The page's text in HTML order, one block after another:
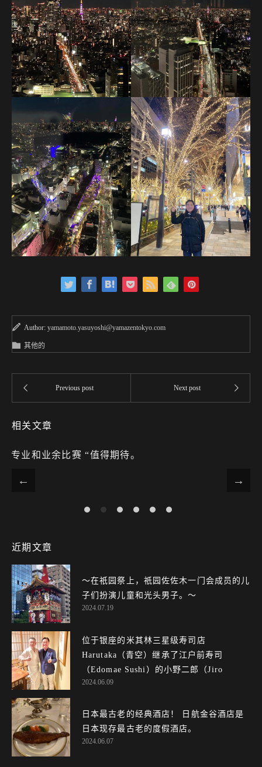
Author: yamamoto.yasuyoshi@yamazentokyo.com
其他的
相关文章
专业和业余比赛 “值得期待。
近期文章
〜在祇园祭上，祇园佐佐木一门会成员的儿
子们扮演儿童和光头男子。～
2024.07.19
位于银座的米其林三星级寿司店
Harutaka（青空）继承了江户前寿司
（Edomae Sushi）的小野二郎（Jiro On...
2024.06.09
日本最古老的经典酒店！ 日航金谷酒店是
日本现存最古老的度假酒店。
2024.06.07